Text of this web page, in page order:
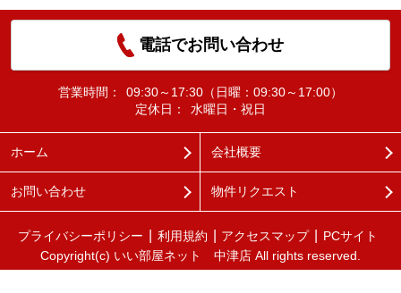
電話でお問い合わせ
営業時間：
09:30～17:30（日曜：09:30～17:00）
定休日：
水曜日・祝日
ホーム 会社概要
お問い合わせ 物件リクエスト
プライバシーポリシー 利用規約 アクセスマップ
PCサイト
Copyright(c) いい部屋ネット 中津店 All rights reserved.